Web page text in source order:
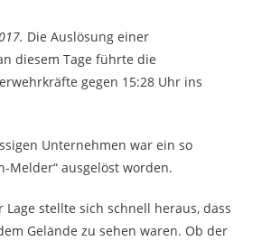
Die Auslösung einer
diesem Tage führte die
gegen 15:28 Uhr ins
Unternehmen war ein so
Melder“ ausgelöst worden.
Lage stellte sich schnell heraus, dass
Gelände zu sehen waren. Ob der